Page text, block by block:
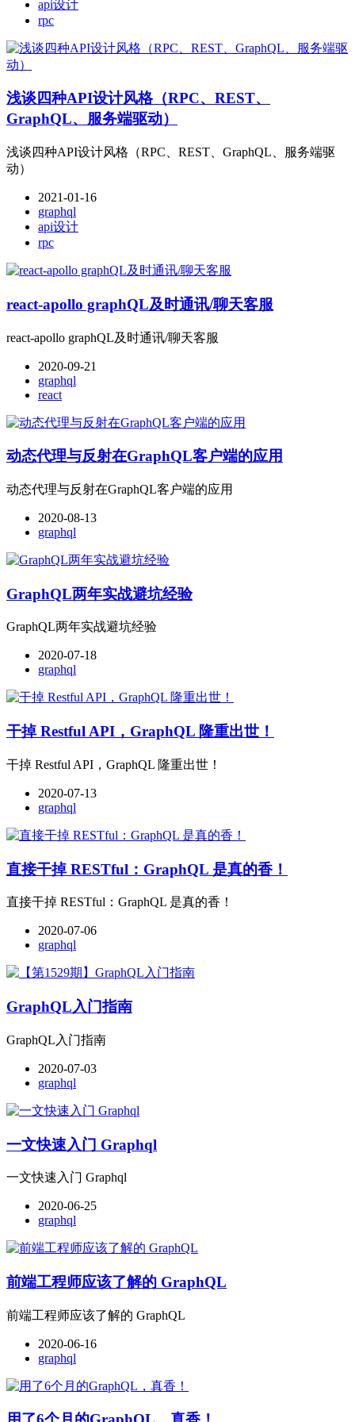
api设计
rpc
浅谈四种API设计风格（RPC、REST、
GraphQL、服务端驱动）
浅谈四种API设计风格（RPC、REST、GraphQL、服务端驱
动）
2021-01-16
graphql
api设计
rpc
react-apollo graphQL及时通讯/聊天客服
react-apollo graphQL及时通讯/聊天客服
2020-09-21
graphql
react
动态代理与反射在GraphQL客户端的应用
动态代理与反射在GraphQL客户端的应用
2020-08-13
graphql
GraphQL两年实战避坑经验
GraphQL两年实战避坑经验
2020-07-18
graphql
干掉 Restful API，GraphQL 隆重出世！
干掉 Restful API，GraphQL 隆重出世！
2020-07-13
graphql
直接干掉 RESTful：GraphQL 是真的香！
直接干掉 RESTful：GraphQL 是真的香！
2020-07-06
graphql
GraphQL入门指南
GraphQL入门指南
2020-07-03
graphql
一文快速入门 Graphql
一文快速入门 Graphql
2020-06-25
graphql
前端工程师应该了解的 GraphQL
前端工程师应该了解的 GraphQL
2020-06-16
graphql